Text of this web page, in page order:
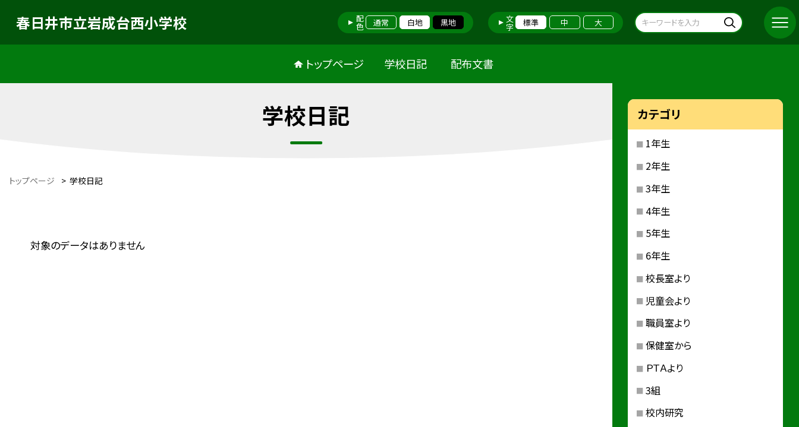
春日井市立岩成台西小学校 配色 通常 白地 黒地 文字 標準 中 大
トップページ 学校日記 配布文書
学校日記
トップページ > 学校日記
対象のデータはありません
カテゴリ
1年生
2年生
3年生
4年生
5年生
6年生
校長室より
児童会より
職員室より
保健室から
ＰＴＡより
3組
校内研究